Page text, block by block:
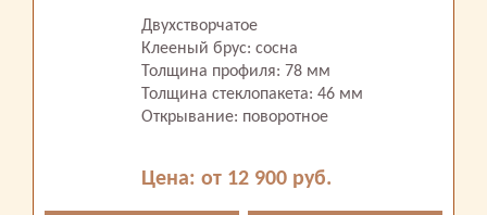
Двухстворчатое
Клееный брус: сосна
Толщина профиля: 78 мм
Толщина стеклопакета: 46 мм
Открывание: поворотное
Цена: от 12 900 руб.